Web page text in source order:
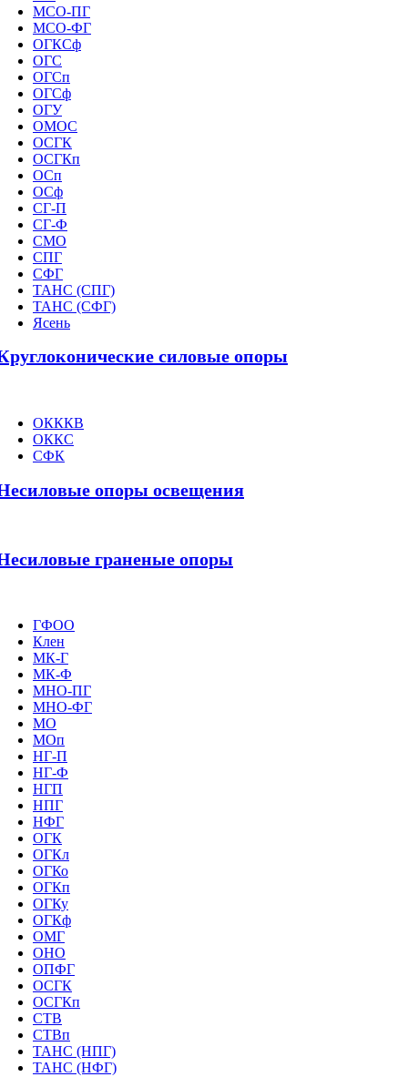
МСО-ПГ
МСО-ФГ
ОГКСф
ОГС
ОГСп
ОГСф
ОГУ
ОМОС
ОСГК
ОСГКп
ОСп
ОСф
СГ-П
СГ-Ф
СМО
СПГ
СФГ
ТАНС (СПГ)
ТАНС (СФГ)
Ясень
силовые опоры
ОКККВ
ОККС
СФК
опоры освещения
граненые опоры
ГФОО
Клен
МК-Г
МК-Ф
МНО-ПГ
МНО-ФГ
МО
МОп
НГ-П
НГ-Ф
НГП
НПГ
НФГ
ОГК
ОГКл
ОГКо
ОГКп
ОГКу
ОГКф
ОМГ
ОНО
ОПФГ
ОСГК
ОСГКп
СТВ
СТВп
ТАНС (НПГ)
ТАНС (НФГ)